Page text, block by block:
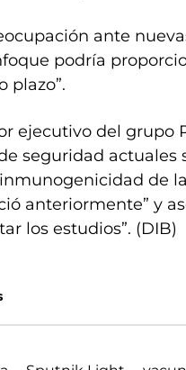
ante
podría
plazo”.
ejecutivo del grupo
seguridad actuales
de
anteriormente” y
los estudios”. (DIB)